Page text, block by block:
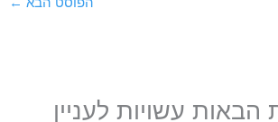
הבאות עשויות לעניין